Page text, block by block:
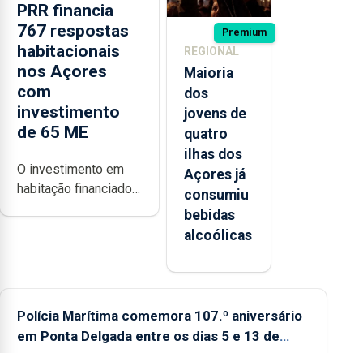
PRR financia
767 respostas
habitacionais
nos Açores
com
investimento
de 65 ME
O investimento em
habitação financiado
respostas
habitacionais,
Premium
REGIONAL
Maioria
dos
jovens de
quatro
ilhas dos
Açores já
consumiu
bebidas
alcoólicas
Polícia Marítima comemora 107.º aniversário
em Ponta Delgada entre os dias 5 e 13 de